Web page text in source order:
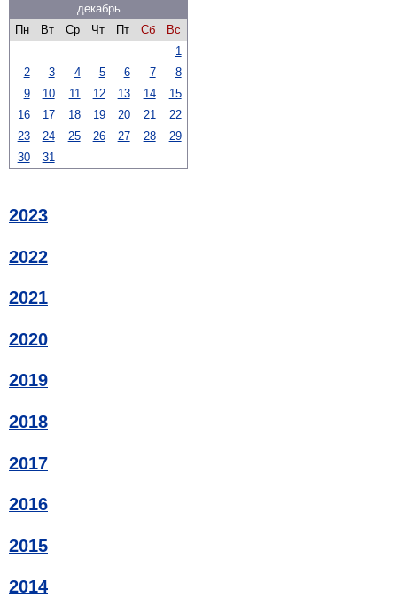
декабрь
Пн
Вт Ср Чт Пт Сб
Вс
1
2
3 4 5 6 7
8
9
10 11 12 13 14
15
16
17 18 19 20 21
22
23
24 25 26 27 28
29
30
31
2023
2022
2021
2020
2019
2018
2017
2016
2015
2014